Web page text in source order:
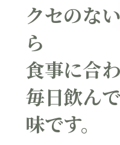
クセのな
ら
食事に合
毎日飲ん
味です。